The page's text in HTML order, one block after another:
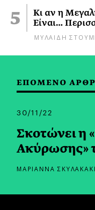
Κι αν η
Είναι…
ΜΥΛΑΙΔΗ
ΕΠΟΜΕΝΟ
30/11/22
Σκοτώνει η
Ακύρωσης»
ΜΑΡΙΑΝΝΑ